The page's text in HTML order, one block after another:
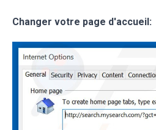
Changer votre page d'accueil: